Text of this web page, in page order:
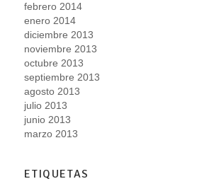
febrero 2014
enero 2014
diciembre 2013
noviembre 2013
octubre 2013
septiembre 2013
agosto 2013
julio 2013
junio 2013
marzo 2013
ETIQUETAS